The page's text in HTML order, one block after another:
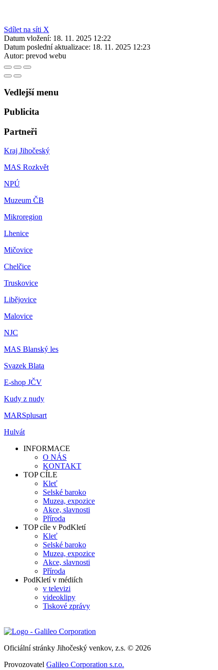
Sdílet na síti X
Datum vložení: 18. 11. 2025 12:22
Datum poslední aktualizace: 18. 11. 2025 12:23
Autor: prevod webu
Vedlejší menu
Publicita
Partneři
Kraj Jihočeský
MAS Rozkvět
NPÚ
Muzeum ČB
Mikroregion
Lhenice
Mičovice
Chelčice
Truskovice
Libějovice
Malovice
NJC
MAS Blanský les
Svazek Blata
E-shop JČV
Kudy z nudy
MARSplusart
Hulvát
INFORMACE
O NÁS
KONTAKT
TOP CÍLE
Kleť
Selské baroko
Muzea, expozice
Akce, slavnosti
Příroda
TOP cíle v PodKletí
Kleť
Selské baroko
Muzea, expozice
Akce, slavnosti
Příroda
PodKletí v médiích
v televizi
videoklipy
Tiskové zprávy
Oficiální stránky Jihočeský venkov, z.s. © 2026
Provozovatel Galileo Corporation s.r.o.